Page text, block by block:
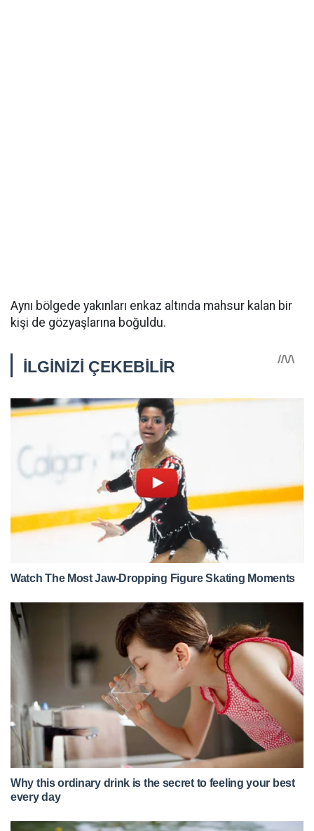
Aynı bölgede yakınları enkaz altında mahsur kalan bir
kişi de gözyaşlarına boğuldu.